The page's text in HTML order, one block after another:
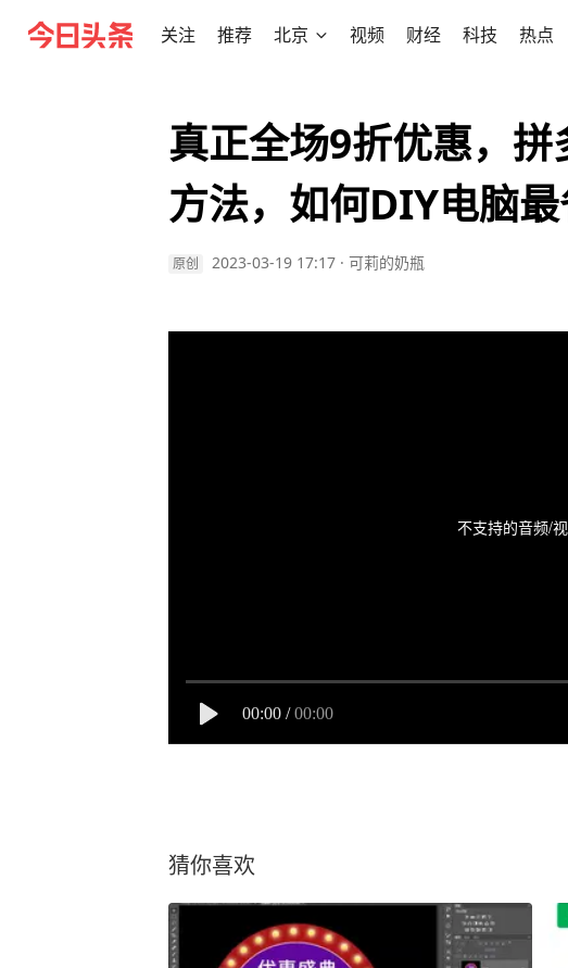
关注 推荐 北京 视频 财经 科技 热点
真正全场9折优惠，
方法，如何DIY电脑
原创 2023-03-19 17:17 · 可莉的奶瓶
不支持的音频/
00:00 / 00:00
猜你喜欢